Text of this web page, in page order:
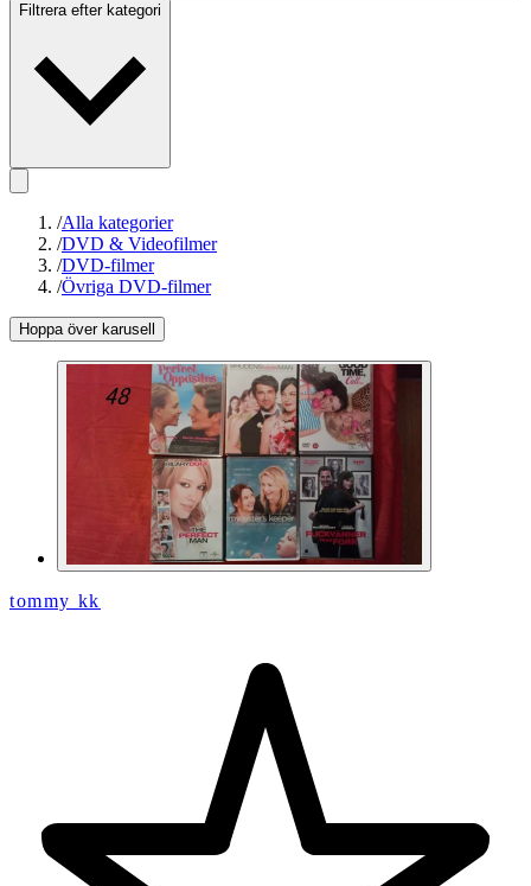
Filtrera efter kategori
/Alla kategorier
/DVD & Videofilmer
/DVD-filmer
/Övriga DVD-filmer
Hoppa över karusell
tommy kk